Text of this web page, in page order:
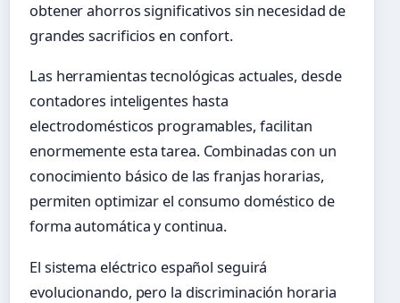
obtener ahorros significativos sin necesidad de
grandes sacrificios en confort.
Las herramientas tecnológicas actuales, desde
contadores inteligentes hasta
electrodomésticos programables, facilitan
enormemente esta tarea. Combinadas con un
conocimiento básico de las franjas horarias,
permiten optimizar el consumo doméstico de
forma automática y continua.
El sistema eléctrico español seguirá
evolucionando, pero la discriminación horaria